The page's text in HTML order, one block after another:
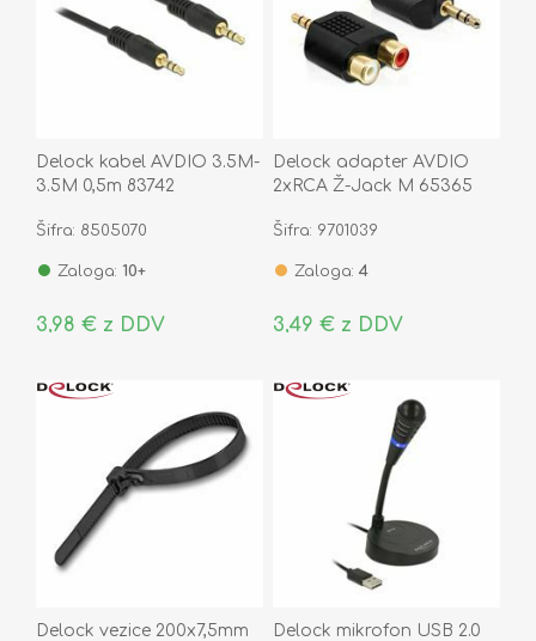
Delock kabel AVDIO 3.5M-
3.5M 0,5m 83742
Šifra: 8505070
Zaloga: 10+
3,98 € z DDV
Delock adapter AVDIO
2xRCA Ž-Jack M 65365
Šifra: 9701039
Zaloga: 4
3,49 € z DDV
Delock vezice 200x7,5mm
Delock mikrofon USB 2.0